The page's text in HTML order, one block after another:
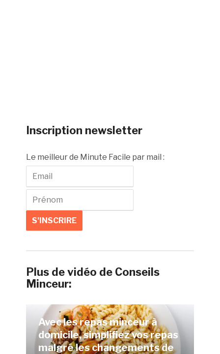
Inscription newsletter
Le meilleur de Minute Facile par mail :
Plus de vidéo de Conseils
Minceur:
Avec les repas minceur à
domicile, simplifiez vos repas
malgré les changements de